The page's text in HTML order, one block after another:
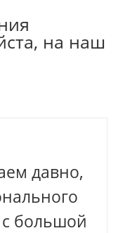
на наш
давно,
с большой